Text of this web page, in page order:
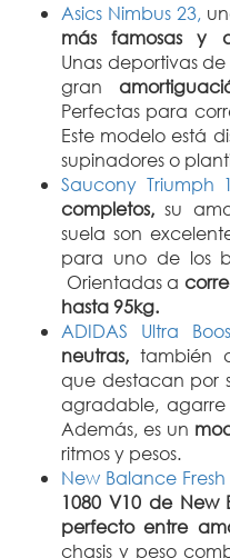
Asics Nimbus 23,
más famosas y
Unas deportivas
gran
Perfectas para
Este modelo está
supinadores o
Saucony Triumph
completos, su
suela son
para uno de los
Orientadas a
hasta 95kg.
ADIDAS Ultra
neutras, también
que destacan por
agradable, agarre
Además, es un
ritmos y pesos.
New Balance
1080 V10 de New
perfecto entre
chasis y peso